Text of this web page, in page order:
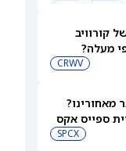
קורוויב
CRWV
מאחורינו?
ספייס אקס
SPCX